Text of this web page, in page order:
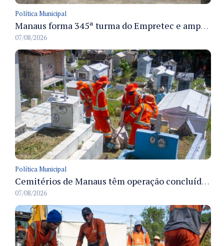
Política Municipal
Manaus forma 345ª turma do Empretec e amplia qualificação de empreendedores na cidade
07/08/2026
Política Municipal
Cemitérios de Manaus têm operação concluída e estrutura pronta para receber famílias no Dia dos Pais
07/08/2026